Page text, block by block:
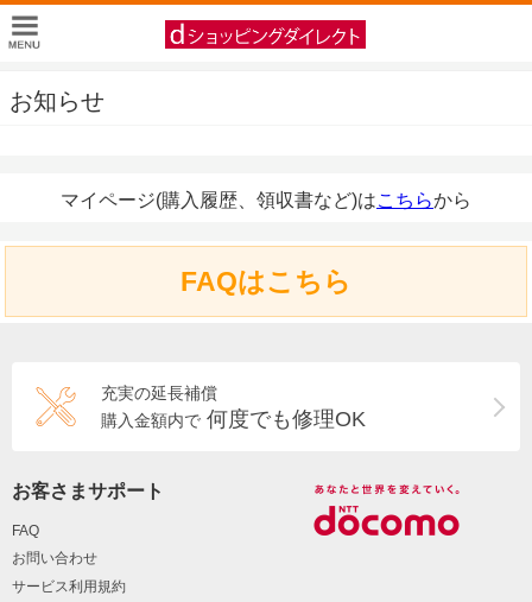
お知らせ
マイページ(購入履歴、領収書など)はこちらから
FAQはこちら
充実の延長補償
購入金額内で 何度でも修理OK
お客さまサポート
FAQ
お問い合わせ
サービス利用規約